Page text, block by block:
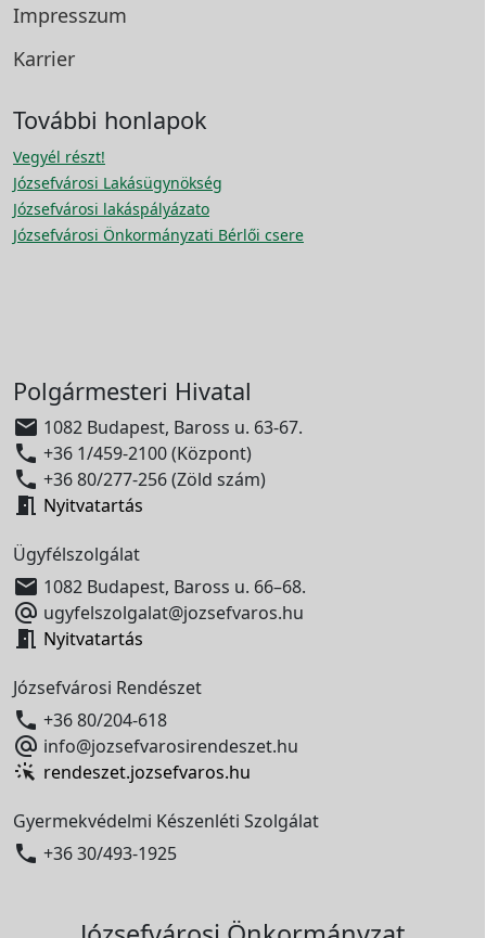
Impresszum
Karrier
További honlapok
Vegyél részt!
Józsefvárosi Lakásügynökség
Józsefvárosi lakáspályázato
Józsefvárosi Önkormányzati Bérlői csere
Polgármesteri Hivatal
 1082 Budapest, Baross u. 63-67.
 +36 1/459-2100 (Központ)
 +36 80/277-256 (Zöld szám)
 Nyitvatartás
Ügyfélszolgálat
 1082 Budapest, Baross u. 66–68.
 ugyfelszolgalat@jozsefvaros.hu
 Nyitvatartás
Józsefvárosi Rendészet
 +36 80/204-618
 info@jozsefvarosirendeszet.hu
rendeszet.jozsefvaros.hu
Gyermekvédelmi Készenléti Szolgálat
 +36 30/493-1925